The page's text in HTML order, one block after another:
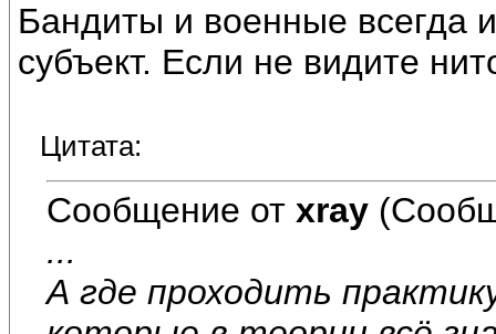
Бандиты и военные всегда
субъект. Если не видите
Цитата:
Сообщение от xray
...
А где проходить